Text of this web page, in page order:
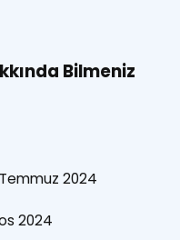
Bilmeniz
2024
2024